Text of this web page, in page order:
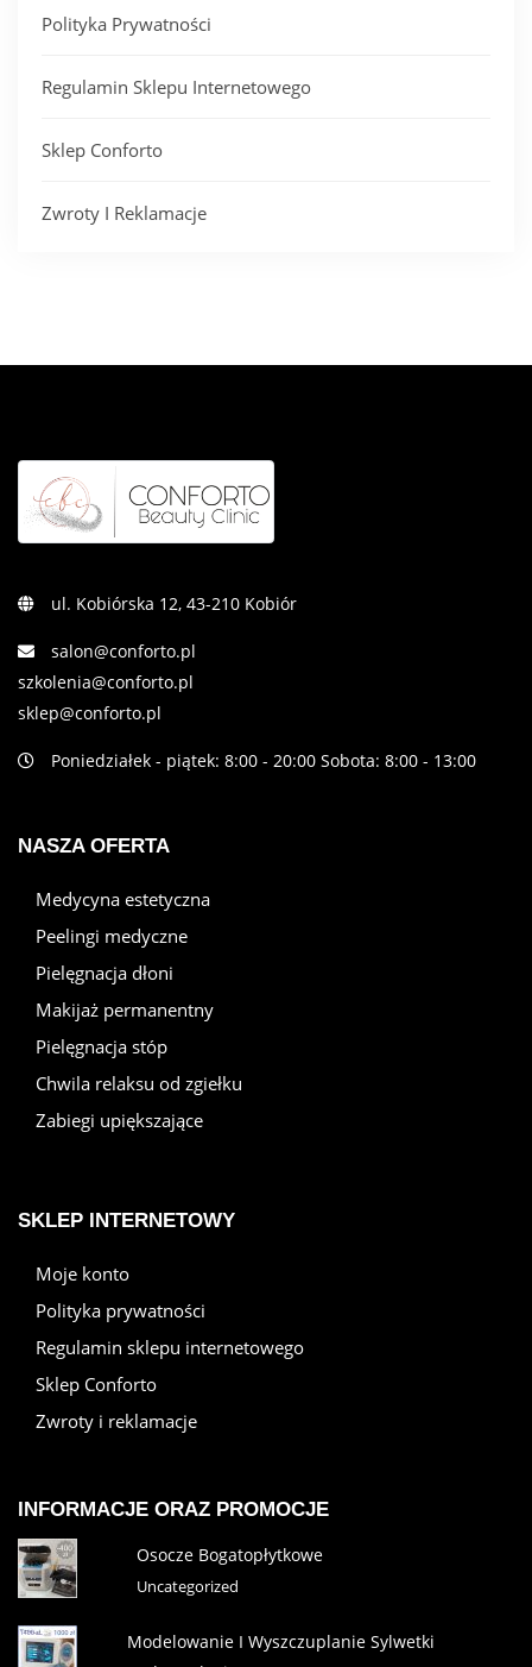
Polityka Prywatności
Regulamin Sklepu Internetowego
Sklep Conforto
Zwroty I Reklamacje
ul. Kobiórska 12, 43-210 Kobiór
salon@conforto.pl
szkolenia@conforto.pl
sklep@conforto.pl
Poniedziałek - piątek: 8:00 - 20:00 Sobota: 8:00 - 13:00
NASZA OFERTA
Medycyna estetyczna
Peelingi medyczne
Pielęgnacja dłoni
Makijaż permanentny
Pielęgnacja stóp
Chwila relaksu od zgiełku
Zabiegi upiększające
SKLEP INTERNETOWY
Moje konto
Polityka prywatności
Regulamin sklepu internetowego
Sklep Conforto
Zwroty i reklamacje
INFORMACJE ORAZ PROMOCJE
Osocze Bogatopłytkowe
Uncategorized
Modelowanie I Wyszczuplanie Sylwetki